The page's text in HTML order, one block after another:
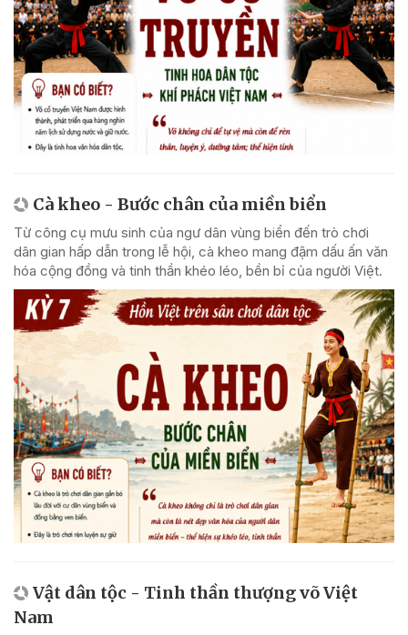
Cà kheo - Bước chân của miền biển
Từ công cụ mưu sinh của ngư dân vùng biển đến trò chơi
dân gian hấp dẫn trong lễ hội, cà kheo mang đậm dấu ấn văn
hóa cộng đồng và tinh thần khéo léo, bền bỉ của người Việt.
Vật dân tộc - Tinh thần thượng võ Việt
Nam